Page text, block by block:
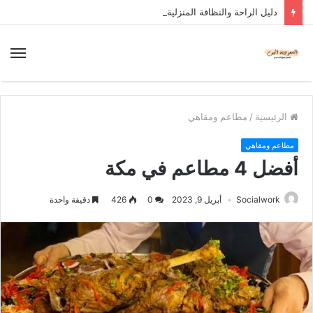
دليل الراحة والنظافة المنزلية
الرئيسية / مطاعم ومقاهي
مطاعم ومقاهي
أفضل 4 مطاعم في مكة
Socialwork أبريل 9, 2023 426 دقيقة واحدة